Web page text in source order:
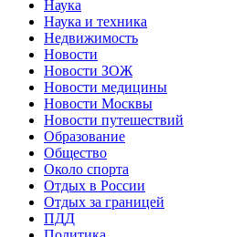
Наука
Наука и техника
Недвижимость
Новости
Новости ЗОЖ
Новости медицины
Новости Москвы
Новости путешествий
Образование
Общество
Около спорта
Отдых в России
Отдых за границей
ПДД